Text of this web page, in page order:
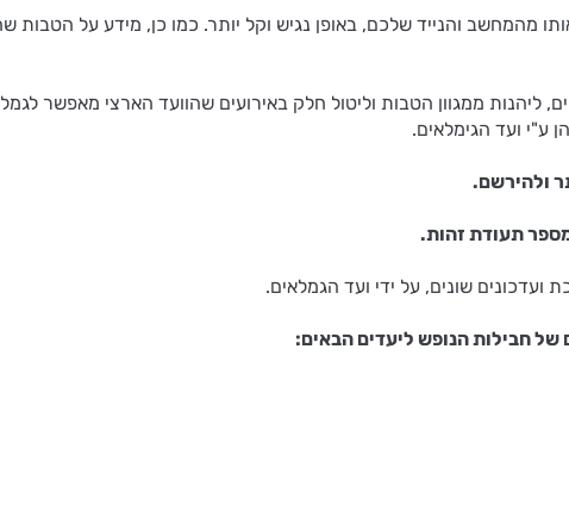
מהמחשב והנייד שלכם, באופן נגיש וקל יותר. כמו כן, מידע על הטבות
ליהנות ממגוון הטבות וליטול חלק באירועים שהוועד הארצי מאפשר
ע"י ועד הגימלאים.
ולהירשם.
תעודת זהות.
ועדכונים שונים, על ידי ועד הגמלאים.
חבילות הנופש ליעדים הבאים: